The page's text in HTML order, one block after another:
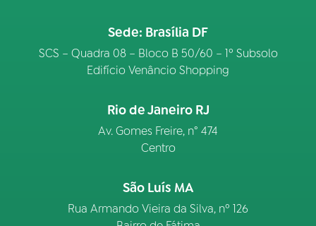
Sede: Brasília DF
SCS – Quadra 08 – Bloco B 50/60 – 1º Subsolo
Edifício Venâncio Shopping
Rio de Janeiro RJ
Av. Gomes Freire, n° 474
Centro
São Luís MA
Rua Armando Vieira da Silva, nº 126